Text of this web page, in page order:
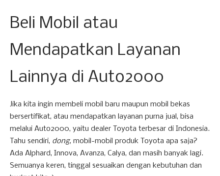
Beli Mobil atau
Mendapatkan Layanan
Lainnya di Auto2000
Jika kita ingin membeli mobil baru maupun mobil bekas
bersertifikat, atau mendapatkan layanan purna jual, bisa
melalui Auto2000, yaitu dealer Toyota terbesar di Indonesia.
Tahu sendiri, dong, mobil-mobil produk Toyota apa saja?
Ada Alphard, Innova, Avanza, Calya, dan masih banyak lagi.
Semuanya keren, tinggal sesuaikan dengan kebutuhan dan